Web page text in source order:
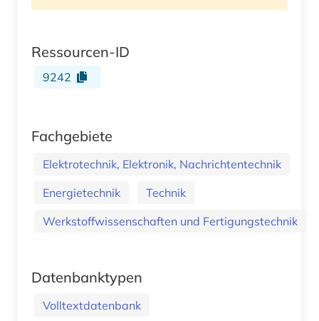
Ressourcen-ID
9242
Fachgebiete
Elektrotechnik, Elektronik, Nachrichtentechnik
Energietechnik
Technik
Werkstoffwissenschaften und Fertigungstechnik
Datenbanktypen
Volltextdatenbank